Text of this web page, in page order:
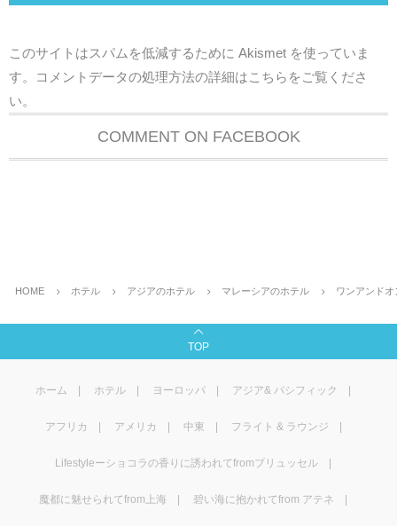
このサイトはスパムを低減するために Akismet を使っていま
す。
コメントデータの処理方法の詳細はこちらをご覧くださ
い。
COMMENT ON FACEBOOK
HOME ホテル アジアのホテル マレーシアのホテル ワンアンド
TOP
ホーム ホテル ヨーロッパ アジア& パシフィック
アフリカ アメリカ 中東 フライト & ラウンジ
Lifestyleーショコラの香りに誘われてfromブリュッセル
魔都に魅せられてfrom上海 碧い海に抱かれてfrom アテネ